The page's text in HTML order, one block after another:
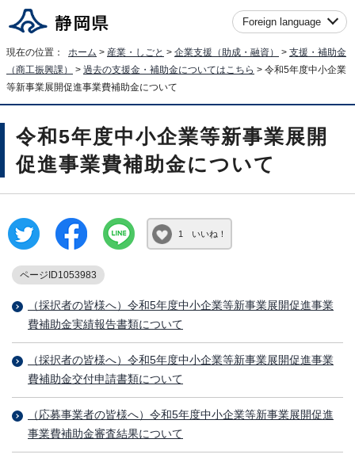
Foreign language
現在の位置： ホーム > 産業・しごと > 企業支援（助成・融資） > 支援・補助金
（商工振興課）
> 過去の支援金・補助金についてはこちら > 令和5年度中小企業
等新事業展開促進事業費補助金について
令和5年度中小企業等新事業展開
促進事業費補助金について
1 いいね！
ページID1053983
（採択者の皆様へ）令和5年度中小企業等新事業展開促進事業
費補助金実績報告書類について
（採択者の皆様へ）令和5年度中小企業等新事業展開促進事業
費補助金交付申請書類について
（応募事業者の皆様へ）令和5年度中小企業等新事業展開促進
事業費補助金審査結果について